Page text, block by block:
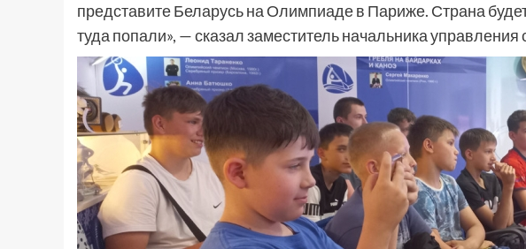
представите Беларусь на Олимпиаде в Париже. Страна
туда попали», — сказал заместитель начальника